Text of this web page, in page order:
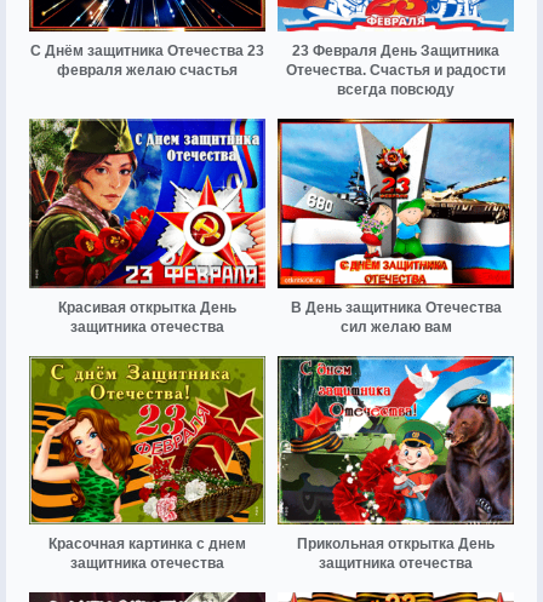
С Днём защитника Отечества 23
февраля желаю счастья
23 Февраля День Защитника
Отечества. Счастья и радости
всегда повсюду
Красивая открытка День
защитника отечества
В День защитника Отечества
сил желаю вам
Красочная картинка с днем
защитника отечества
Прикольная открытка День
защитника отечества